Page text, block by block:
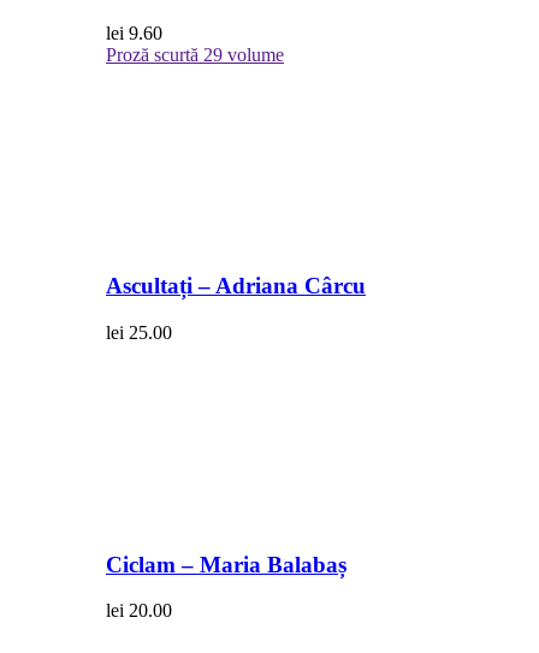
lei 9.60
Proză scurtă 29 volume
Ascultați – Adriana Cârcu
lei 25.00
Ciclam – Maria Balabaș
lei 20.00